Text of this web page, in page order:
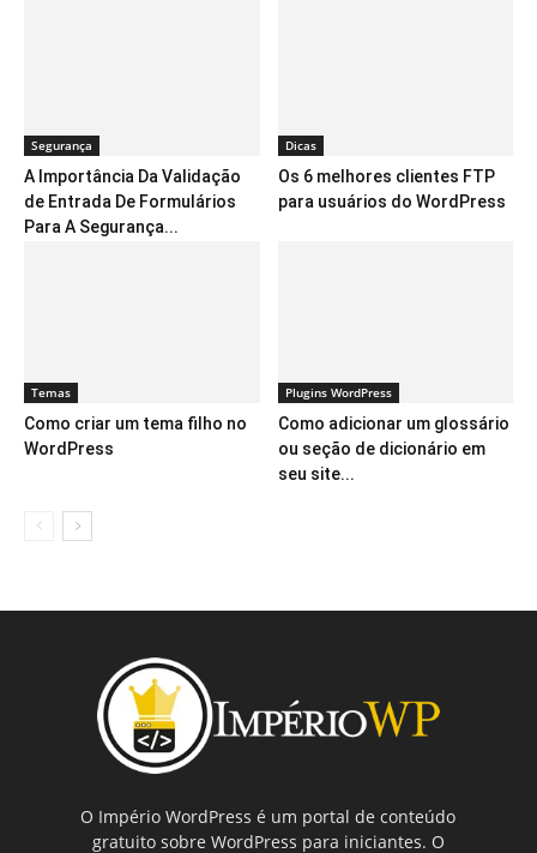
Segurança
A Importância Da Validação
de Entrada De Formulários
Para A Segurança...
Dicas
Os 6 melhores clientes FTP
para usuários do WordPress
Temas
Como criar um tema filho no
WordPress
Plugins WordPress
Como adicionar um glossário
ou seção de dicionário em
seu site...
O Império WordPress é um portal de conteúdo
gratuito sobre WordPress para iniciantes. O